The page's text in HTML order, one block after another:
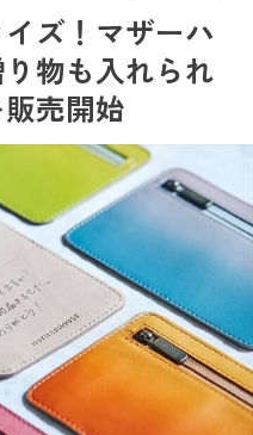
ズ！マザーハ
物も入れられ
売開始